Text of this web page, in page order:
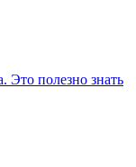
полезно знать